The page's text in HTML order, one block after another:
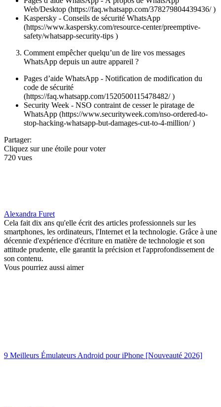
Web/Desktop (https://faq.whatsapp.com/378279804439436/ )
Kaspersky - Conseils de sécurité WhatsApp
(https://www.kaspersky.com/resource-center/preemptive-
safety/whatsapp-security-tips )
Comment empêcher quelqu’un de lire vos messages
WhatsApp depuis un autre appareil ?
Pages d’aide WhatsApp - Notification de modification du
code de sécurité
(https://faq.whatsapp.com/1520500115478482/ )
Security Week - NSO contraint de cesser le piratage de
WhatsApp (https://www.securityweek.com/nso-ordered-to-
stop-hacking-whatsapp-but-damages-cut-to-4-million/ )
Partager:
Cliquez sur une étoile pour voter
720 vues
Alexandra Furet
Cela fait dix ans qu'elle écrit des articles professionnels sur les
smartphones, les ordinateurs, l'Internet et la technologie. Grâce à une
décennie d'expérience d'écriture en matière de technologie et son
attitude prudente, elle garantit la précision et l'approfondissement de
son contenu.
Vous pourriez aussi aimer
9 Meilleurs Émulateurs Android pour iPhone [Nouveauté 2026]